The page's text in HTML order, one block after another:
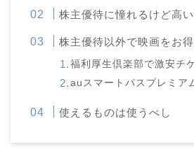
株主優待に憧れるけど高い
株主優待以外で映画をお
福利厚生倶楽部で激安チ
auスマートパスプレミア
使えるものは使うべし